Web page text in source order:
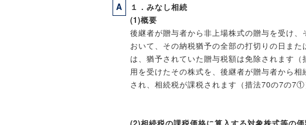
A
１．みなし相続
(1)概要
後継者が贈与者から非上場株式の贈与を受け
おいて、その納税猶予の全部の打切りの日ま
は、猶予されていた贈与税額は免除されます
用を受けたその株式を、後継者が贈与者から
され、相続税が課税されます（措法70の7の7①